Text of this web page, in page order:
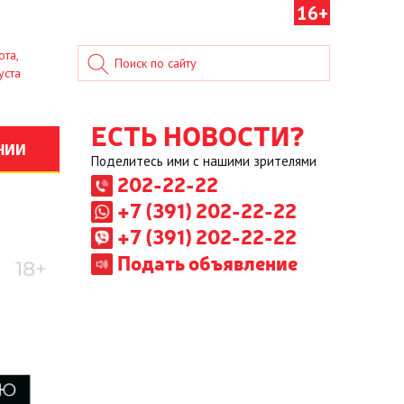
16+
ЕСТЬ НОВОСТИ?
Поделитесь ими с нашими зрителями
202-22-22
+7 (391) 202-22-22
+7 (391) 202-22-22
Подать объявление